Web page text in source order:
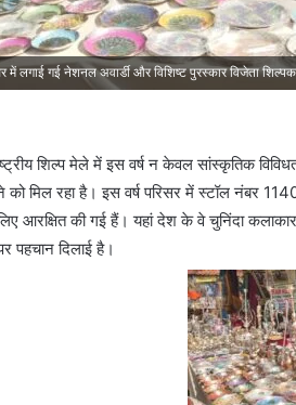
में लगाई गई नेशनल अवार्डी और विशिष्ट पुरस्कार विजेता
शिल्प मेले में इस वर्ष न केवल सांस्कृतिक
मिल रहा है। इस वर्ष परिसर में स्टॉल नंबर
आरक्षित की गई हैं। यहां देश के वे चुनिंदा कलाकार
पहचान दिलाई है।